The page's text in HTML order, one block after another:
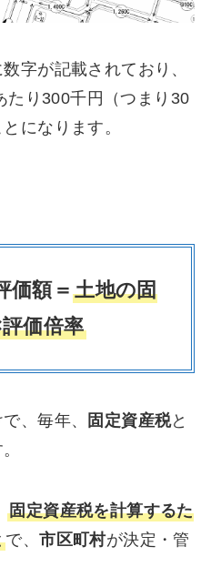
字が記載されており、
たり300千円（つまり30
になります。
価額＝土地の固
価倍率
、毎年、 固定資産税と
固定資産税を計算するた
で、市区町村が決定・管